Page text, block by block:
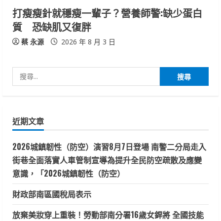
打瘦瘦針就穩瘦一輩子？營養師警:缺少蛋白
質 恐缺肌又復胖
蔡 永源 2026 年 8 月 3 日
尋
字:
近期文章
2026城鎮韌性（防空）演習8月7日登場 南警二分局走入
街巷全面落實人車管制宣導為提升全民防空疏散及應變
意識，「2026城鎮韌性（防空）
財政部南區國稅局表示
放棄美妝穿上重裝！勞動部南分署16歲女銲將 全國技能